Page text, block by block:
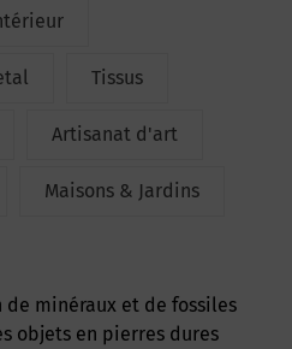
Tissus
Artisanat d'art
Maisons & Jardins
de minéraux et de fossiles
objets en pierres dures